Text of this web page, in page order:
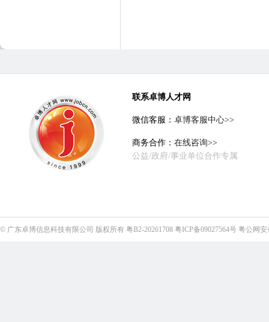
联系卓博人才网
微信客服： 卓博客服中心>>
商务合作： 在线咨询>>
公益/政府/事业单位合作专属
© 广东卓博信息科技有限公司 版权所有 粤B2-20261708 粤ICP备09027564号 粤公网安